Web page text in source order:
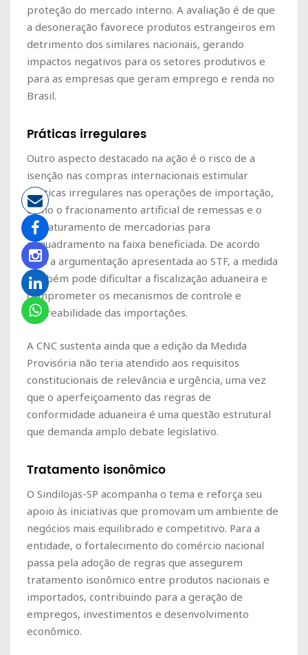
proteção do mercado interno. A avaliação é de que
a desoneração favorece produtos estrangeiros em
detrimento dos similares nacionais, gerando
impactos negativos para os setores produtivos e
para as empresas que geram emprego e renda no
Brasil.
Práticas irregulares
Outro aspecto destacado na ação é o risco de a
isenção nas compras internacionais estimular
práticas irregulares nas operações de importação,
como o fracionamento artificial de remessas e o
subfaturamento de mercadorias para
enquadramento na faixa beneficiada. De acordo
com a argumentação apresentada ao STF, a medida
também pode dificultar a fiscalização aduaneira e
comprometer os mecanismos de controle e
rastreabilidade das importações.
A CNC sustenta ainda que a edição da Medida
Provisória não teria atendido aos requisitos
constitucionais de relevância e urgência, uma vez
que o aperfeiçoamento das regras de
conformidade aduaneira é uma questão estrutural
que demanda amplo debate legislativo.
Tratamento isonômico
O Sindilojas-SP acompanha o tema e reforça seu
apoio às iniciativas que promovam um ambiente de
negócios mais equilibrado e competitivo. Para a
entidade, o fortalecimento do comércio nacional
passa pela adoção de regras que assegurem
tratamento isonômico entre produtos nacionais e
importados, contribuindo para a geração de
empregos, investimentos e desenvolvimento
econômico.